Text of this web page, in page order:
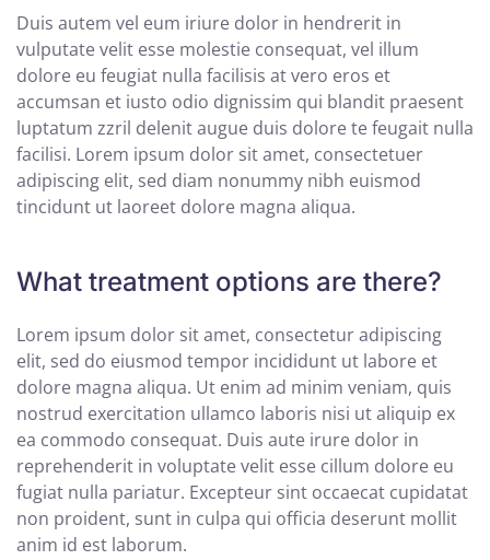
Duis autem vel eum iriure dolor in hendrerit in
vulputate velit esse molestie consequat, vel illum
dolore eu feugiat nulla facilisis at vero eros et
accumsan et iusto odio dignissim qui blandit praesent
luptatum zzril delenit augue duis dolore te feugait nulla
facilisi. Lorem ipsum dolor sit amet, consectetuer
adipiscing elit, sed diam nonummy nibh euismod
tincidunt ut laoreet dolore magna aliqua.
What treatment options are there?
Lorem ipsum dolor sit amet, consectetur adipiscing
elit, sed do eiusmod tempor incididunt ut labore et
dolore magna aliqua. Ut enim ad minim veniam, quis
nostrud exercitation ullamco laboris nisi ut aliquip ex
ea commodo consequat. Duis aute irure dolor in
reprehenderit in voluptate velit esse cillum dolore eu
fugiat nulla pariatur. Excepteur sint occaecat cupidatat
non proident, sunt in culpa qui officia deserunt mollit
anim id est laborum.